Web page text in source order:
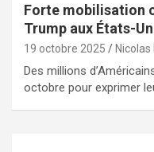
Forte mobilisation
Trump aux États-
19 octobre 2025 Nicolas
Des millions
octobre pour exprimer